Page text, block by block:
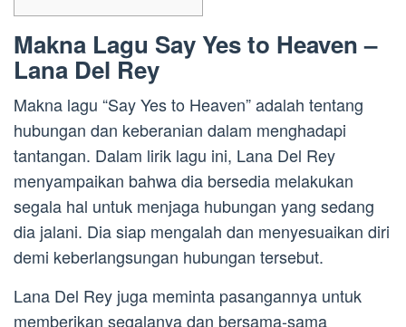
Makna Lagu Say Yes to Heaven –
Lana Del Rey
Makna lagu “Say Yes to Heaven” adalah tentang
hubungan dan keberanian dalam menghadapi
tantangan. Dalam lirik lagu ini, Lana Del Rey
menyampaikan bahwa dia bersedia melakukan
segala hal untuk menjaga hubungan yang sedang
dia jalani. Dia siap mengalah dan menyesuaikan diri
demi keberlangsungan hubungan tersebut.
Lana Del Rey juga meminta pasangannya untuk
memberikan segalanya dan bersama-sama